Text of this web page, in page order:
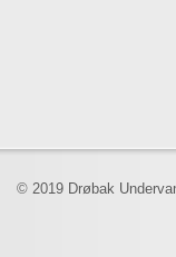
© 2019 Drøbak